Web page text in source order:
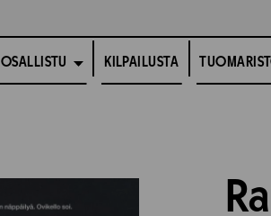
OSALLISTU KILPAILUSTA